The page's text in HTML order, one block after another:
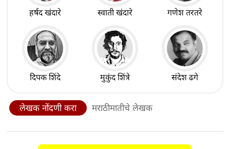
हर्षद खंदारे स्वाती खंदारे गणेश तरतरे
दिपक शिंदे मुकुंद शिंत्रे संदेश ढगे
लेखक नोंदणी करा मराठीमातीचे लेखक